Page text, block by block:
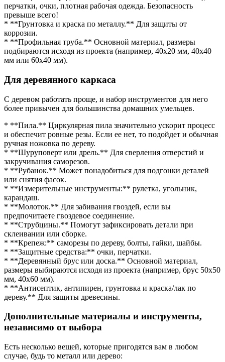
перчатки, очки, плотная рабочая одежда. Безопасность
превыше всего!
* **Грунтовка и краска по металлу.** Для защиты от
коррозии.
* **Профильная труба.** Основной материал, размеры
подбираются исходя из проекта (например, 40х20 мм, 40х40
мм или 60х40 мм).
Для деревянного каркаса
С деревом работать проще, и набор инструментов для него
более привычен для большинства домашних умельцев.
* **Пила.** Циркулярная пила значительно ускорит процесс
и обеспечит ровные резы. Если ее нет, то подойдет и обычная
ручная ножовка по дереву.
* **Шуруповерт или дрель.** Для сверления отверстий и
закручивания саморезов.
* **Рубанок.** Может понадобиться для подгонки деталей
или снятия фасок.
* **Измерительные инструменты:** рулетка, угольник,
карандаш.
* **Молоток.** Для забивания гвоздей, если вы
предпочитаете гвоздевое соединение.
* **Струбцины.** Помогут зафиксировать детали при
склеивании или сборке.
* **Крепеж:** саморезы по дереву, болты, гайки, шайбы.
* **Защитные средства:** очки, перчатки.
* **Деревянный брус или доска.** Основной материал,
размеры выбираются исходя из проекта (например, брус 50х50
мм, 40х60 мм).
* **Антисептик, антипирен, грунтовка и краска/лак по
дереву.** Для защиты древесины.
Дополнительные материалы и инструменты,
независимо от выбора
Есть несколько вещей, которые пригодятся вам в любом
случае, будь то металл или дерево: